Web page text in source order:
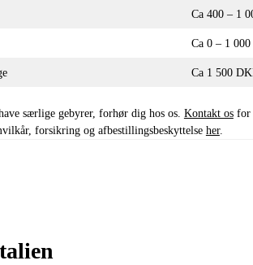
Ca 400 – 1
Ca 0 – 1
Ca 1 500
særlige gebyrer, forhør dig hos os. Kontakt osfor
forsikring og afbestillingsbeskyttelse her.